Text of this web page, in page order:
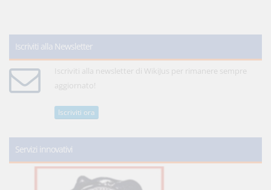
Iscriviti alla Newsletter
Iscriviti alla newsletter di WikiJus per rimanere sempre
aggiornato!
Iscriviti ora
Servizi innovativi